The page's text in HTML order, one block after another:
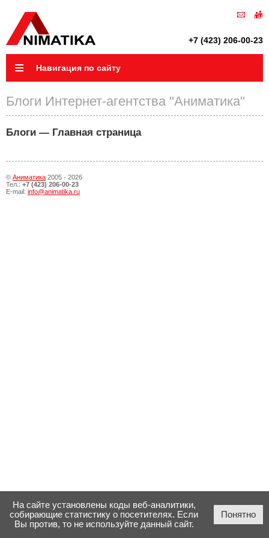
+7 (423) 206-00-23
Навигация по сайту
Блоги Интернет-агентства "Аниматика"
Блоги — Главная страница
© Аниматика 2005 - 2026
Тел.: +7 (423) 206-00-23
E-mail: info@animatika.ru
На сайте установлены коды веб-аналитики,
собирающие статистику о посетителях. Если
Вы против, то не используйте данный сайт.
Понятно